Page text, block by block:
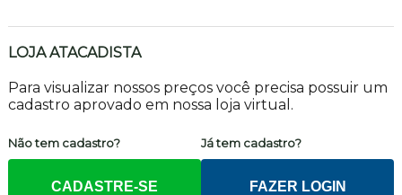
LOJA ATACADISTA
Para visualizar nossos preços você precisa possuir um
cadastro aprovado em nossa loja virtual.
Não tem cadastro?
CADASTRE-SE
Já tem cadastro?
FAZER LOGIN